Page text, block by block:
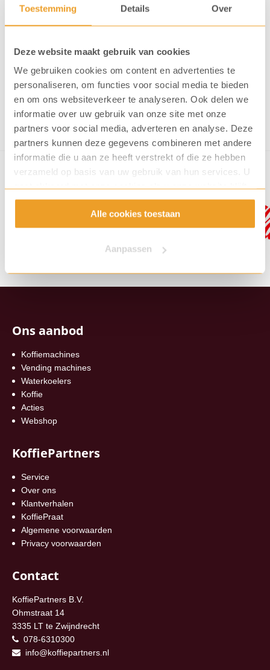
Toestemming Details Over
Deze website maakt gebruik van cookies
We gebruiken cookies om content en advertenties te
personaliseren, om functies voor social media te bieden
en om ons websiteverkeer te analyseren. Ook delen we
informatie over uw gebruik van onze site met onze
partners voor social media, adverteren en analyse. Deze
partners kunnen deze gegevens combineren met andere
informatie die u aan ze heeft verstrekt of die ze hebben
verzameld op basis van uw gebruik van hun services. U
gaat akkoord met onze cookies als u onze website blijft
gebruiken.
Alle cookies toestaan
Aanpassen
Verstuur formulier
Ons aanbod
Koffiemachines
Vending machines
Waterkoelers
Koffie
Acties
Webshop
KoffiePartners
Service
Over ons
Klantverhalen
KoffiePraat
Algemene voorwaarden
Privacy voorwaarden
Contact
KoffiePartners B.V.
Ohmstraat 14
3335 LT te Zwijndrecht
078-6310300
info@koffiepartners.nl